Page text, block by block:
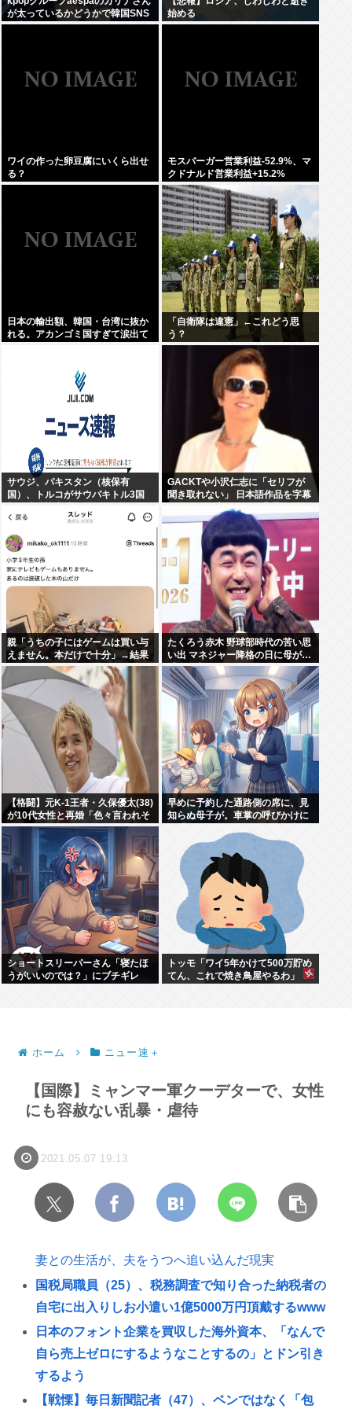
が太っているかどうかで韓国SNS
が大論争に…！！！
始める
ワイの作った卵豆腐にいくら出せ
る？
モスバーガー営業利益-52.9%、マ
クドナルド営業利益+15.2%
日本の輸出額、韓国・台湾に抜か
れる。アカンゴミ国すぎて涙出て
「自衛隊は違憲」←これどう思
う？
サウジ、パキスタン（核保有
国）、トルコがサウパキトル3国
GACKTや小沢仁志に「セリフが
聞き取れない」 日本語作品を字幕
で見る人が増えている背景
親「うちの子にはゲームは買い与
えません。本だけで十分」→結果
たくろう赤木 野球部時代の苦い思
い出 マネジャー降格の日に母が…
「何も言えなくて」
【格闘】元K-1王者・久保優太(38)
が10代女性と再婚「色々言われそ
うですが…」
早めに予約した通路側の席に、見
知らぬ母子が。車掌の呼びかけに
れました。無理やり奪われた席
は、結局“やったもん勝ち”にな
っ...
ショートスリーパーさん「寝たほ
うがいいのでは？」にブチギレ
トッモ「ワイ5年かけて500万貯め
てん、これで焼き鳥屋やるわ」
ホーム ニュー速＋
【国際】ミャンマー軍クーデターで、女性
にも容赦ない乱暴・虐待
2021.05.07 19:13
妻との生活が、夫をうつへ追い込んだ現実
国税局職員（25）、税務調査で知り合った納税者の
自宅に出入りしお小遣い1億5000万円頂戴するwww
日本のフォント企業を買収した海外資本、「なんで
自ら売上ゼロにするようなことするの」とドン引き
するよう
【戦慄】毎日新聞記者（47）、ペンではなく「包